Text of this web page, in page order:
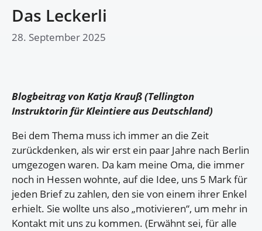
Das Leckerli
28. September 2025
Blogbeitrag von Katja Krauß (Tellington
Instruktorin für Kleintiere aus Deutschland)
Bei dem Thema muss ich immer an die Zeit
zurückdenken, als wir erst ein paar Jahre nach Berlin
umgezogen waren. Da kam meine Oma, die immer
noch in Hessen wohnte, auf die Idee, uns 5 Mark für
jeden Brief zu zahlen, den sie von einem ihrer Enkel
erhielt. Sie wollte uns also „motivieren“, um mehr in
Kontakt mit uns zu kommen. (Erwähnt sei, für alle